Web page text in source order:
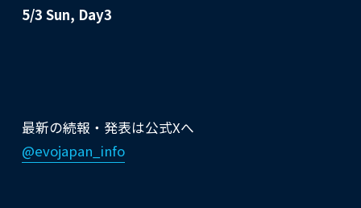
5/3 Sun, Day3
最新の続報・発表は公式Xへ
@evojapan_info